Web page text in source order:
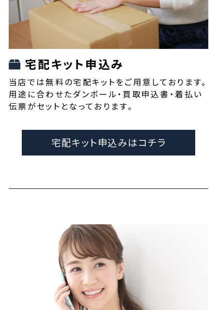
宅配キット申込み
当店では無料の宅配キットをご用意しております。
用途に合わせたダンボール・買取申込書・着払い
伝票がセットとなっております。
宅配キット申込みはコチラ